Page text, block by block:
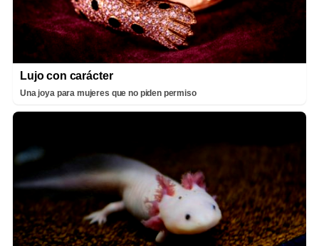
Lujo con carácter
Una joya para mujeres que no piden permiso